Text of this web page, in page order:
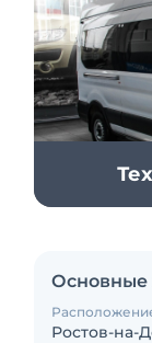
Основные
Ростов-на-